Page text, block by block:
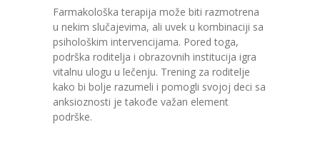
Farmakološka terapija može biti razmotrena
u nekim slučajevima, ali uvek u kombinaciji sa
psihološkim intervencijama. Pored toga,
podrška roditelja i obrazovnih institucija igra
vitalnu ulogu u lečenju. Trening za roditelje
kako bi bolje razumeli i pomogli svojoj deci sa
anksioznosti je takođe važan element
podrške.